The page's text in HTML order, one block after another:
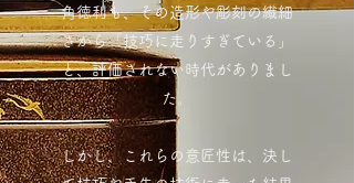
角徳利も、その造形や彫刻の繊細
さから「技巧に走りすぎている」
と、評価されない時代がありまし
た。
しかし、これらの意匠性は、決し